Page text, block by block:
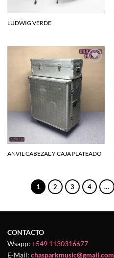
LUDWIG VERDE
ANVIL CABEZAL Y CAJA PLATEADO
1 2 3 4 …
CONTACTO
Wsapp: +549 1130316677
E-Mail: chasparkmusic@gmail.com